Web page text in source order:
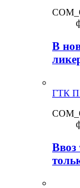
В
ГТК
Ввоз